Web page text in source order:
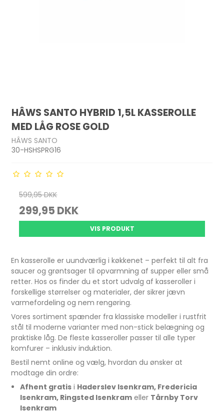
HÂWS SANTO HYBRID 1,5L KASSEROLLE
MED LÅG ROSE GOLD
HÂWS SANTO
30-HSHSPRG16
599,95 DKK
299,95 DKK
VIS PRODUKT
En kasserolle er uundværlig i køkkenet – perfekt til alt fra
saucer og grøntsager til opvarmning af supper eller små
retter. Hos os finder du et stort udvalg af kasseroller i
forskellige størrelser og materialer, der sikrer jævn
varmefordeling og nem rengøring.
Vores sortiment spænder fra klassiske modeller i rustfrit
stål til moderne varianter med non-stick belægning og
praktiske låg. De fleste kasseroller passer til alle typer
komfurer – inklusiv induktion.
Bestil nemt online og vælg, hvordan du ønsker at
modtage din ordre:
Afhent gratisi Haderslev Isenkram, Fredericia
Isenkram, Ringsted Isenkrameller Tårnby Torv
Isenkram